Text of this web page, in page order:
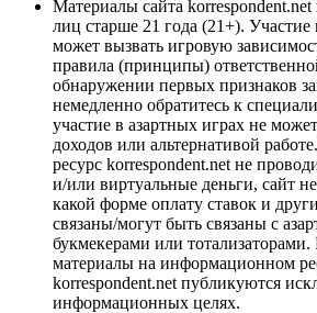
Материалы сайта
лиц старше 21 года (21+). Участие
может вызвать игровую
правила (принципы)
обнаружении первых признаков
немедленно обратитесь к
участие в азартных играх не
доходов или альтернативой
ресурс korrespondent.net не
и/или виртуальные деньги, сайт
какой форме оплату ставок и
связаны/могут быть связаны с
букмекерами или
материалы на информационном
korrespondent.net публикуются
информационных целях.